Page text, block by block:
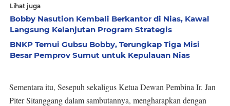
Lihat juga
Bobby Nasution Kembali Berkantor di Nias, Kawal
Langsung Kelanjutan Program Strategis
BNKP Temui Gubsu Bobby, Terungkap Tiga Misi
Besar Pemprov Sumut untuk Kepulauan Nias
Sementara itu, Sesepuh sekaligus Ketua Dewan Pembina Ir. Jan
Piter Sitanggang dalam sambutannya, mengharapkan dengan